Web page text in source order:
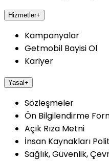
Hizmetler+
Kampanyalar
Getmobil Bayisi Ol
Kariyer
Yasal +
Sözleşmeler
Ön Bilgilendirme
Açık Rıza Metni
İnsan Kaynakları
Sağlık, Güvenlik,